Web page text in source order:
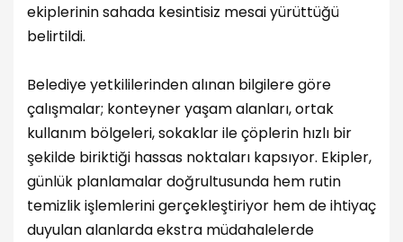
ekiplerinin sahada kesintisiz mesai yürüttüğü
belirtildi.
Belediye yetkililerinden alınan bilgilere göre
çalışmalar; konteyner yaşam alanları, ortak
kullanım bölgeleri, sokaklar ile çöplerin hızlı bir
şekilde biriktiği hassas noktaları kapsıyor. Ekipler,
günlük planlamalar doğrultusunda hem rutin
temizlik işlemlerini gerçekleştiriyor hem de ihtiyaç
duyulan alanlarda ekstra müdahalelerde